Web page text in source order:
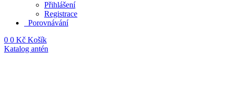
Přihlášení
Registrace
Porovnávání
0 0 Kč Košík
Katalog antén